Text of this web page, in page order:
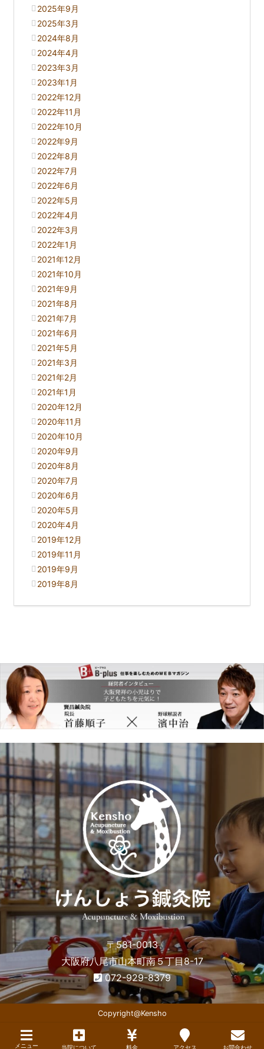
2025年9月
2025年3月
2024年8月
2024年4月
2023年3月
2023年1月
2022年12月
2022年11月
2022年10月
2022年9月
2022年8月
2022年7月
2022年6月
2022年5月
2022年4月
2022年3月
2022年1月
2021年12月
2021年10月
2021年9月
2021年8月
2021年7月
2021年6月
2021年5月
2021年3月
2021年2月
2021年1月
2020年12月
2020年11月
2020年10月
2020年9月
2020年8月
2020年7月
2020年6月
2020年5月
2020年4月
2019年12月
2019年11月
2019年9月
2019年8月
〒581-0013
大阪府八尾市山本町南５丁目8-17
072-929-8379
Copyright@Kensho
メニュー 当院について 料金 アクセス お問合わせ